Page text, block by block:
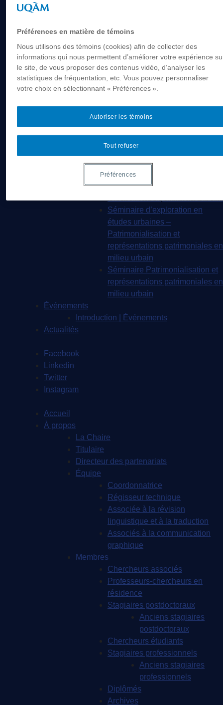
MDT8101 – Culture et tourisme
MSL9005 – La
patrimonialisation
EUR7102 – Dimensions
sociales et culturelles du
tourisme
du cadre bâti
EUR8460 – Patrimoine et
requalification des espaces
urbains
EUR8511 – Patrimoine et
développement local
EUT1065 – Gestion et
Séminaire d’exploration en
études urbaines –
Patrimonialisation et
représentations patrimoniales en
milieu urbain
Séminaire Patrimonialisation et
représentations patrimoniales en
milieu urbain
Événements
Introduction | Événements
Actualités
Facebook
Linkedin
Twitter
Instagram
Accueil
À propos
La Chaire
Titulaire
Directeur des partenariats
Équipe
Coordonnatrice
Régisseur technique
Associée à la révision
linguistique et à la traduction
Associés à la communication
graphique
Membres
Chercheurs associés
Professeurs-chercheurs en
résidence
Stagiaires postdoctoraux
Anciens stagiaires
postdoctoraux
Chercheurs étudiants
Stagiaires professionnels
Anciens stagiaires
professionnels
Diplômés
Archives
Préférences en matière de témoins
Nous utilisons des témoins (cookies) afin de collecter des
informations qui nous permettent d’améliorer votre expérience
le site, de vous proposer des contenus vidéo, d’analyser les
statistiques de fréquentation, etc. Vous pouvez personnaliser
votre choix en sélectionnant « Préférences ».
Tout refuser
Autoriser les témoins
Préférences